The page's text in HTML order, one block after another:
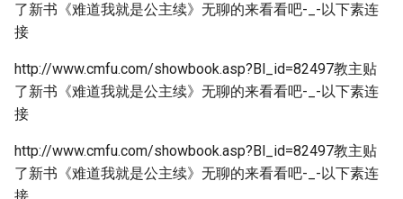
了新书《难道我就是公主续》无聊的来看看吧-_-以下素连
接
http://www.cmfu.com/showbook.asp?Bl_id=82497教主贴
了新书《难道我就是公主续》无聊的来看看吧-_-以下素连
接
http://www.cmfu.com/showbook.asp?Bl_id=82497教主贴
了新书《难道我就是公主续》无聊的来看看吧-_-以下素连